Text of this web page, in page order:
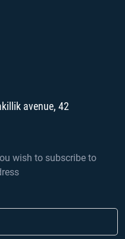
avenue, 42
wish to subscribe to